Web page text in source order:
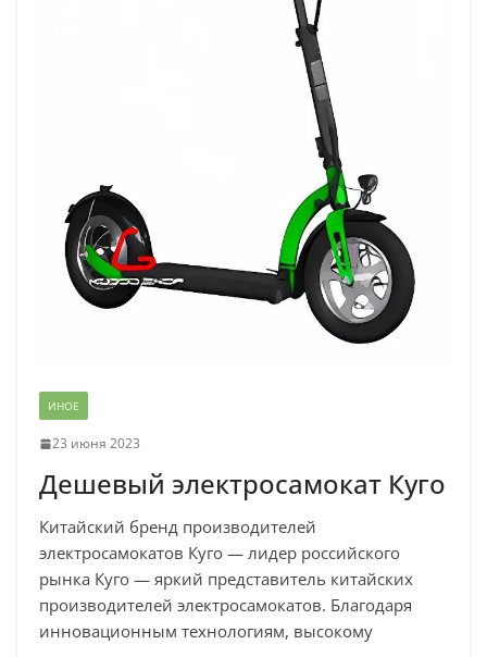
ИНОЕ
23 июня 2023
Дешевый электросамокат Куго
Китайский бренд производителей
электросамокатов Куго — лидер российского
рынка Куго — яркий представитель китайских
производителей электросамокатов. Благодаря
инновационным технологиям, высокому